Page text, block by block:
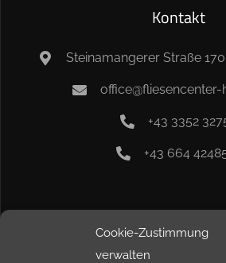
Cookie-Zustimmung
verwalten
Kontakt
Steinamangerer Straße
+43 3352
+43 664
Info